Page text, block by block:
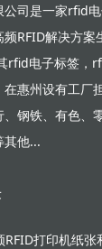
公司是一家rfid
RFID解决方案
rfid电子标签，
惠州设有工厂
钢铁、有色、
其他...
RFID打印机纸张